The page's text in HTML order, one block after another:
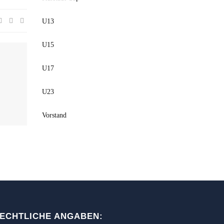
U13
U15
U17
U23
Vorstand
ANGABEN: